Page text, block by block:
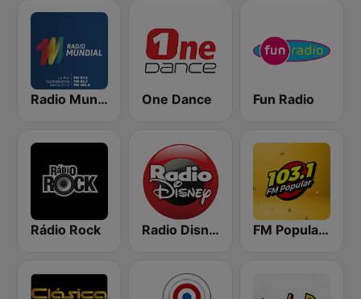
Radio Mundial Bolivia One Dance Fun Radio
Rádio Rock Radio Disney Bolivia FM Popular 103.1